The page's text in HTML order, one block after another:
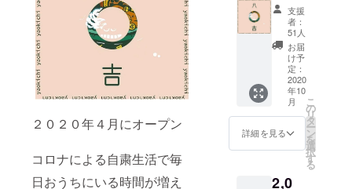
２０２０年４月にオープン
コロナによる自粛生活で毎
日おうちにいる時間が増え
きま
す。ご
都合許
す場合
は、上
乗せで
ご支援
いただ
けます
と幸い
です。
カー、
カレー
チケッ
ト×２
枚】 八
Ｏ吉オ
リジナ
ルス
テッ
カー
と、当
店自慢
のカ
引き換
支援
者：
51人
お届
け予
定：
2020
年10
月
詳細を見る
こ
の
リ
タ
ー
ン
を
選
択
す
る
2,0